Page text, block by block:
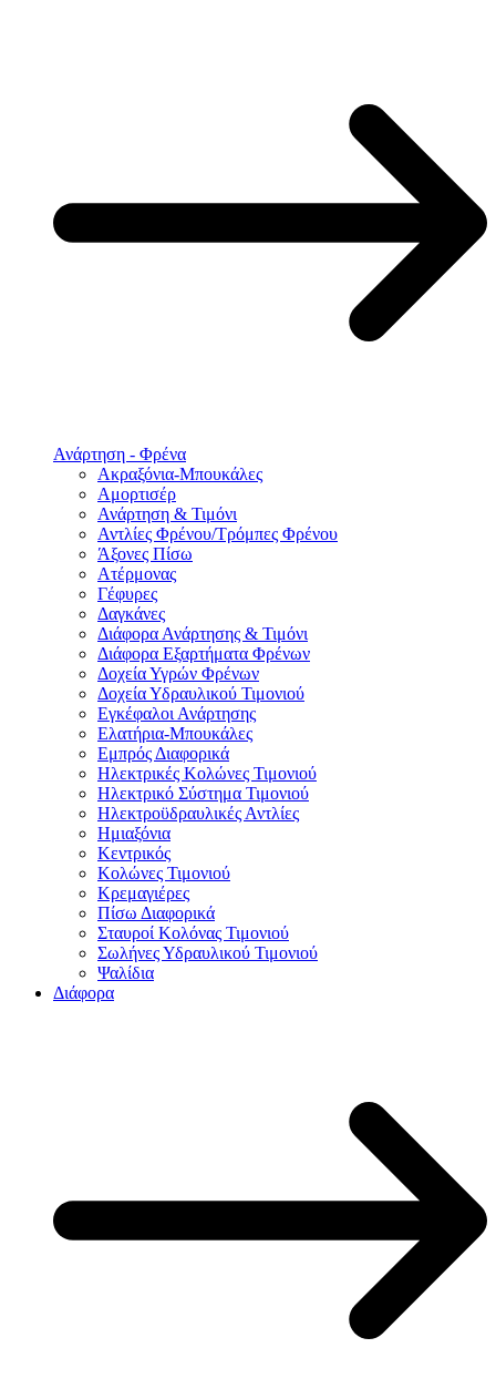
Ανάρτηση - Φρένα
Ακραξόνια-Μπουκάλες
Αμορτισέρ
Ανάρτηση & Τιμόνι
Αντλίες Φρένου/Τρόμπες Φρένου
Άξονες Πίσω
Ατέρμονας
Γέφυρες
Δαγκάνες
Διάφορα Ανάρτησης & Τιμόνι
Διάφορα Εξαρτήματα Φρένων
Δοχεία Υγρών Φρένων
Δοχεία Υδραυλικού Τιμονιού
Εγκέφαλοι Ανάρτησης
Ελατήρια-Μπουκάλες
Εμπρός Διαφορικά
Ηλεκτρικές Κολώνες Τιμονιού
Ηλεκτρικό Σύστημα Τιμονιού
Ηλεκτροϋδραυλικές Αντλίες
Ημιαξόνια
Κεντρικός
Κολώνες Τιμονιού
Κρεμαγιέρες
Πίσω Διαφορικά
Σταυροί Κολόνας Τιμονιού
Σωλήνες Υδραυλικού Τιμονιού
Ψαλίδια
Διάφορα